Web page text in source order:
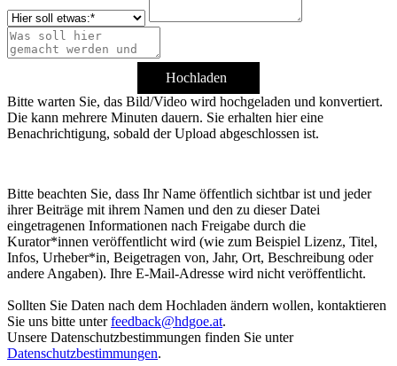
Hochladen
Bitte warten Sie, das Bild/Video wird hochgeladen und konvertiert.
Die kann mehrere Minuten dauern. Sie erhalten hier eine
Benachrichtigung, sobald der Upload abgeschlossen ist.
Bitte beachten Sie, dass Ihr Name öffentlich sichtbar ist und jeder
ihrer Beiträge mit ihrem Namen und den zu dieser Datei
eingetragenen Informationen nach Freigabe durch die
Kurator*innen veröffentlicht wird (wie zum Beispiel Lizenz, Titel,
Infos, Urheber*in, Beigetragen von, Jahr, Ort, Beschreibung oder
andere Angaben). Ihre E-Mail-Adresse wird nicht veröffentlicht.
Sollten Sie Daten nach dem Hochladen ändern wollen, kontaktieren
Sie uns bitte unterfeedback@hdgoe.at.
Unsere Datenschutzbestimmungen finden Sie unter
Datenschutzbestimmungen.